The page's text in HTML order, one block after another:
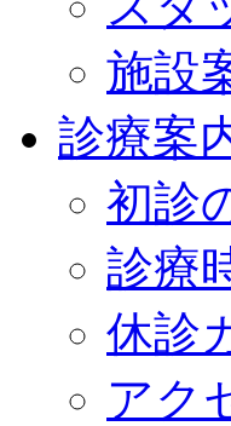
施設
診療案
初診
診療
休診
アク